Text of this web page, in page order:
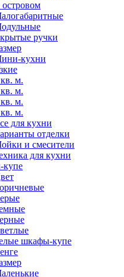
ручки
кухни
м.
м.
м.
м.
для кухни
отделки
и смесители
для кухни
шкафы-купе